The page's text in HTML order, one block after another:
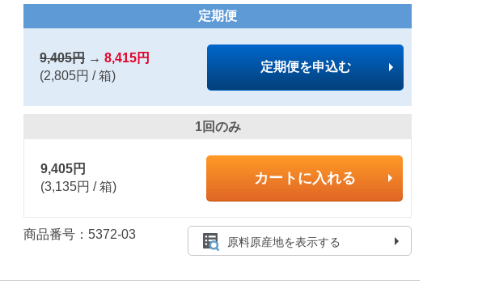
定期便
9,405円 → 8,415円
(2,805円 / 箱)
定期便を申込む
1回のみ
9,405円
(3,135円 / 箱)
カートに入れる
商品番号：5372-03
原料原産地を表示する